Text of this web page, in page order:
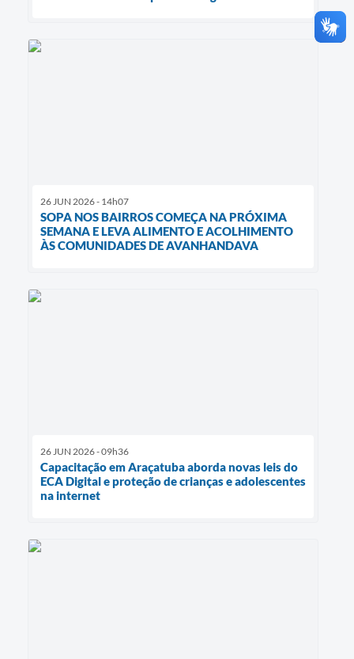
26 JUN 2026 - 14h07
SOPA NOS BAIRROS COMEÇA NA PRÓXIMA
SEMANA E LEVA ALIMENTO E ACOLHIMENTO
ÀS COMUNIDADES DE AVANHANDAVA
26 JUN 2026 - 09h36
Capacitação em Araçatuba aborda novas leis do
ECA Digital e proteção de crianças e adolescentes
na internet